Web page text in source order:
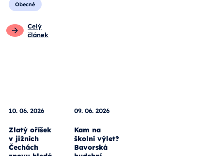
Obecné
Celý
článek
10. 06. 2026
Zlatý oříšek
v jižních
Čechách
09. 06. 2026
Kam na
školní výlet?
Bavorská